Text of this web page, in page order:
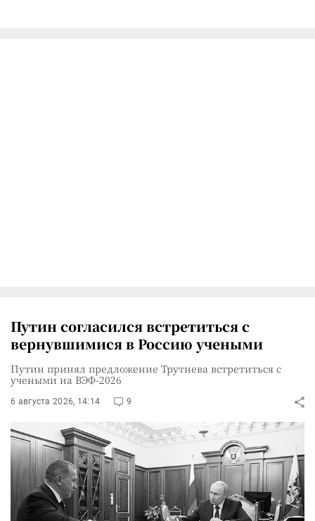
Путин согласился встретиться с
вернувшимися в Россию учеными
Путин принял предложение Трутнева встретиться с
учеными на ВЭФ-2026
6 августа 2026, 14:14 9